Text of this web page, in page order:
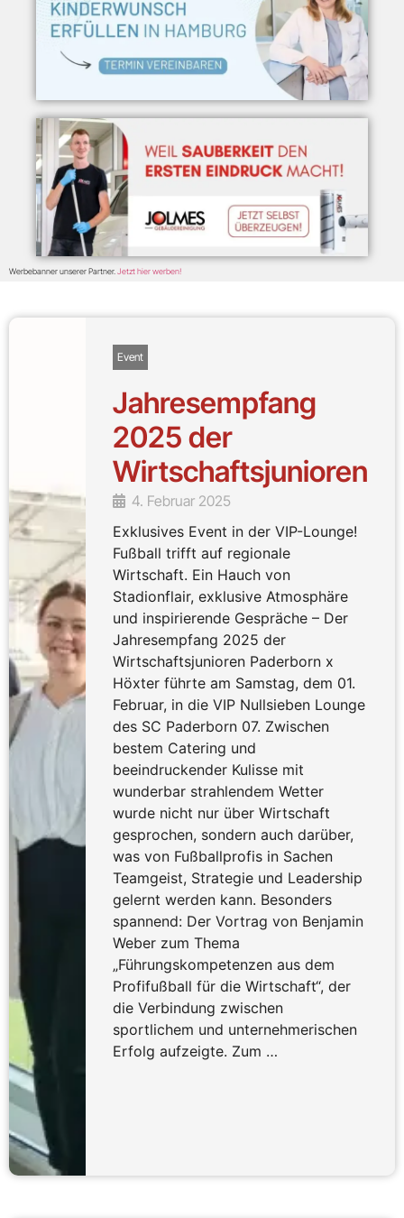
Werbebanner unserer Partner.Jetzt hier werben!
Event
Jahresempfang
2025 der
Wirtschaftsjunioren
4. Februar 2025
Exklusives Event in der VIP-Lounge!
Fußball trifft auf regionale
Wirtschaft. Ein Hauch von
Stadionflair, exklusive Atmosphäre
und inspirierende Gespräche – Der
Jahresempfang 2025 der
Wirtschaftsjunioren Paderborn x
Höxter führte am Samstag, dem 01.
Februar, in die VIP Nullsieben Lounge
des SC Paderborn 07. Zwischen
bestem Catering und
beeindruckender Kulisse mit
wunderbar strahlendem Wetter
wurde nicht nur über Wirtschaft
gesprochen, sondern auch darüber,
was von Fußballprofis in Sachen
Teamgeist, Strategie und Leadership
gelernt werden kann. Besonders
spannend: Der Vortrag von Benjamin
Weber zum Thema
„Führungskompetenzen aus dem
Profifußball für die Wirtschaft“, der
die Verbindung zwischen
sportlichem und unternehmerischen
Erfolg aufzeigte. Zum …